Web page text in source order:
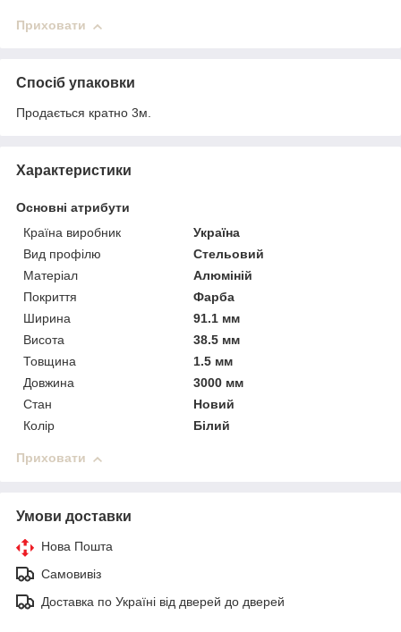
Приховати
Спосіб упаковки
Продається кратно 3м.
Характеристики
Основні атрибути
Країна виробник
Україна
Вид профілю
Стельовий
Матеріал
Алюміній
Покриття
Фарба
Ширина
91.1 мм
Висота
38.5 мм
Товщина
1.5 мм
Довжина
3000 мм
Стан
Новий
Колір
Білий
Приховати
Умови доставки
Нова Пошта
Самовивіз
Доставка по Україні від дверей до дверей